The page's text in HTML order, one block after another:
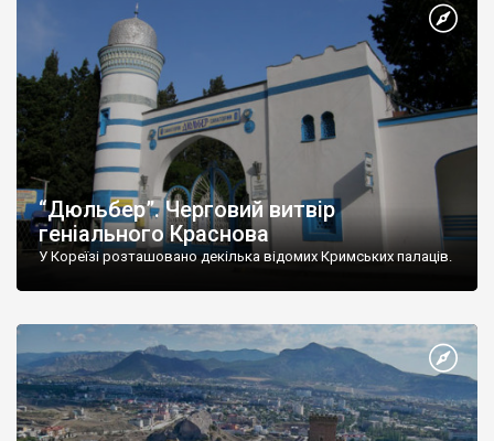
“Дюльбер”. Черговий витвір
геніального Краснова
У Кореїзі розташовано декілька відомих Кримських палаців.